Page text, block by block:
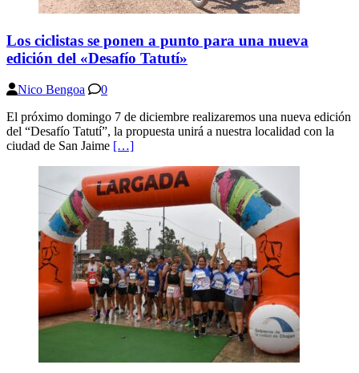
Los ciclistas se ponen a punto para una nueva
edición del «Desafío Tatutí»
Nico Bengoa
0
El próximo domingo 7 de diciembre realizaremos una nueva edición
del “Desafío Tatutí”, la propuesta unirá a nuestra localidad con la
ciudad de San Jaime […]